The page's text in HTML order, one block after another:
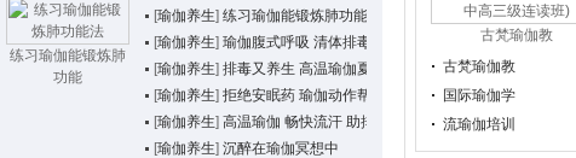
练习瑜伽能锻炼肺
功能
[瑜伽养生] 练习瑜伽能锻炼肺功能
[瑜伽养生] 瑜伽腹式呼吸 清体排毒又瘦身
[瑜伽养生] 排毒又养生 高温瑜伽夏日初体验
[瑜伽养生] 拒绝安眠药 瑜伽动作帮你治疗失眠
[瑜伽养生] 高温瑜伽 畅快流汗 助排毒助瘦身
[瑜伽养生] 沉醉在瑜伽冥想中
古梵瑜伽教
古梵瑜伽教
国际瑜伽学
流瑜伽培训